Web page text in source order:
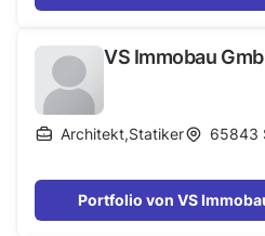
Ansatz der innovative,
Herausforderungen unserer
erforscht. Unser Büro hat
internationale Expertise in
Projekten unterschiedlicher
Einzelhandel, Gast- und
Kultur, Wohnbau sowie
VS Immobau
Architekt,Statiker 65843
Portfolio von VS